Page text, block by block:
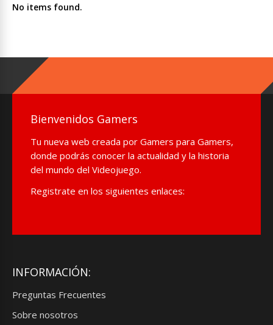
No items found.
Bienvenidos Gamers
Tu nueva web creada por Gamers para Gamers,
donde podrás conocer la actualidad y la historia
del mundo del Videojuego.
Registrate en los siguientes enlaces:
INFORMACIÓN:
Preguntas Frecuentes
Sobre nosotros